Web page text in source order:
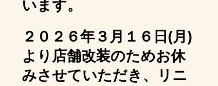
います。
２０２６年３月１６日(月)
より店舗改装のためお休
みさせていただき、
リニ